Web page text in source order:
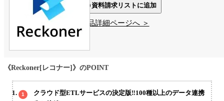
資料請求リストに追加
製品詳細ページへ ＞
《Reckoner[レコナー]》のPOINT
クラウド型ETLサービスの決定版‼100種以上のデータ連携